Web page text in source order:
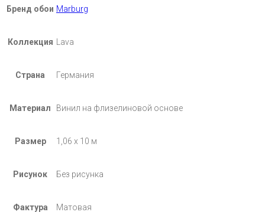
Бренд обои Marburg
Коллекция Lava
Страна Германия
Материал Винил на флизелиновой основе
Размер 1,06 х 10 м
Рисунок Без рисунка
Фактура Матовая